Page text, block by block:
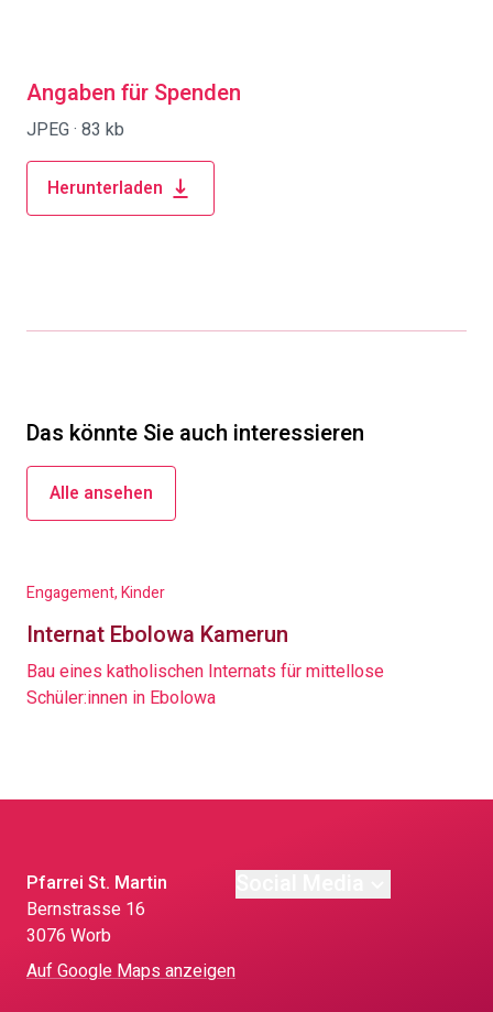
Angaben für Spenden
JPEG · 83 kb
Herunterladen
Das könnte Sie auch interessieren
Alle ansehen
Engagement, Kinder
Internat Ebolowa Kamerun
Bau eines katholischen Internats für mittellose
Schüler:innen in Ebolowa
Pfarrei St. Martin
Bernstrasse 16
3076 Worb
Auf Google Maps anzeigen